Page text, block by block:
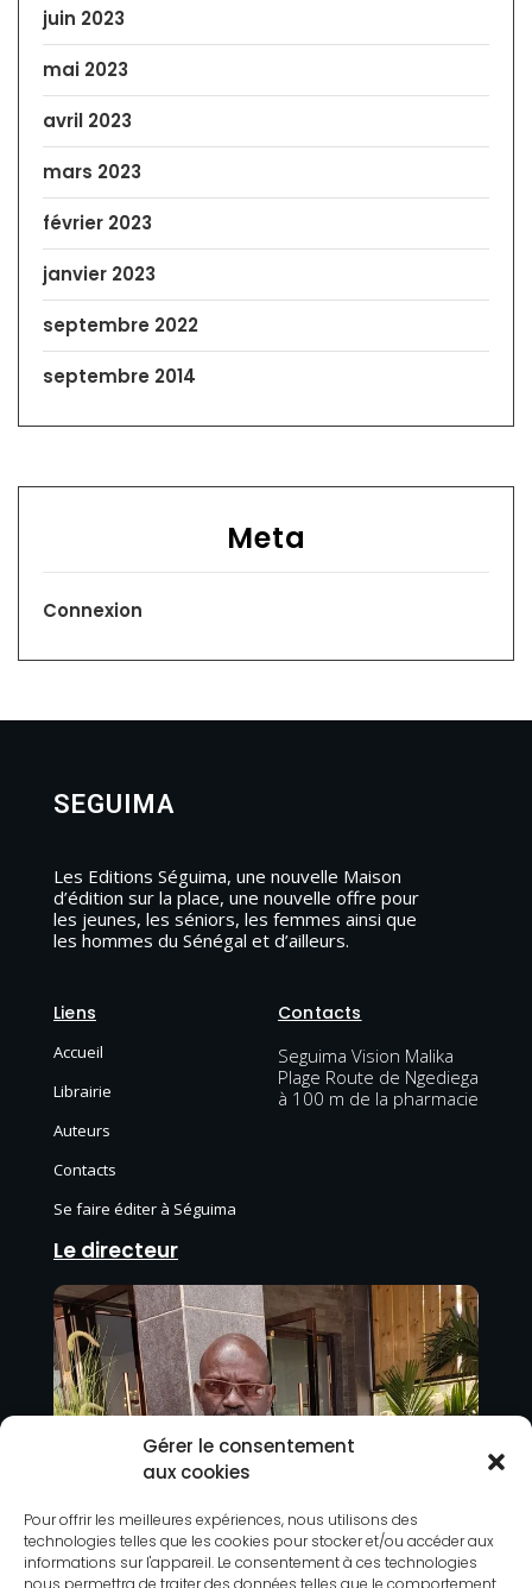
Gérer le consentement
aux cookies
Pour offrir les meilleures expériences, nous utilisons des
technologies telles que les cookies pour stocker et/ou accéder aux
informations sur l'appareil. Le consentement à ces technologies
nous permettra de traiter des données telles que le comportement
juin 2023
mai 2023
avril 2023
mars 2023
février 2023
janvier 2023
septembre 2022
septembre 2014
Meta
Connexion
SEGUIMA
Les Editions Séguima, une nouvelle Maison
d’édition sur la place, une nouvelle offre pour
les jeunes, les séniors, les femmes ainsi que
les hommes du Sénégal et d’ailleurs.
Liens
Accueil
Librairie
Auteurs
Contacts
Se faire éditer à Séguima
Contacts
Seguima Vision Malika
Plage Route de Ngediega
à 100 m de la pharmacie
Le directeur